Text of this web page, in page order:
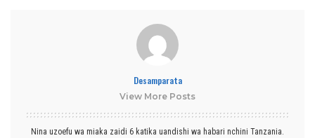
Desamparata
View More Posts
Nina uzoefu wa miaka zaidi 6 katika uandishi wa habari nchini Tanzania.